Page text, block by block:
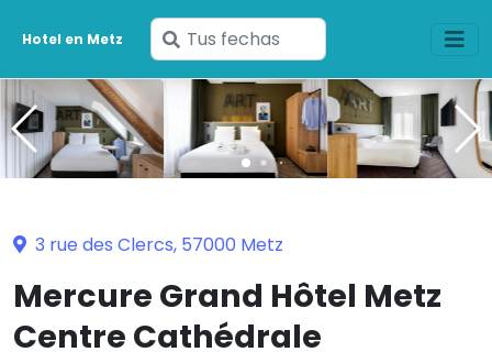
Hotel en Metz
Ingresa
tus
fechas
3 rue des Clercs, 57000 Metz
Mercure Grand Hôtel Metz
Centre Cathédrale